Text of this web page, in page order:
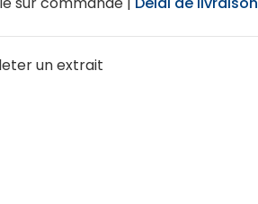
un extrait